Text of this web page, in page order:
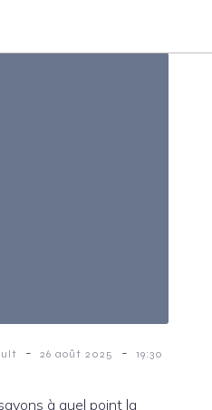
- 26 août 2025 - 19:30
savons à quel point la